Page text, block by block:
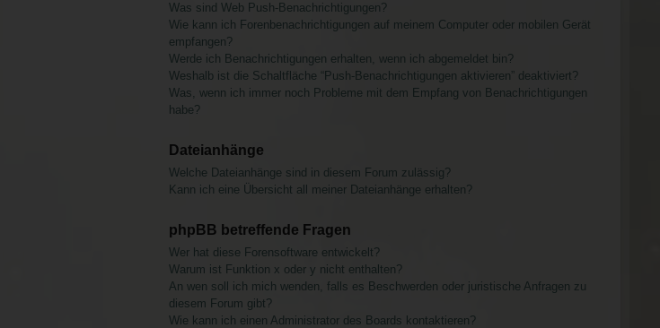
Was sind Web Push-Benachrichtigungen?
Wie kann ich Forenbenachrichtigungen auf meinem Computer oder mobilen Gerät
empfangen?
Werde ich Benachrichtigungen erhalten, wenn ich abgemeldet bin?
Weshalb ist die Schaltfläche “Push-Benachrichtigungen aktivieren” deaktiviert?
Was, wenn ich immer noch Probleme mit dem Empfang von Benachrichtigungen
habe?
Dateianhänge
Welche Dateianhänge sind in diesem Forum zulässig?
Kann ich eine Übersicht all meiner Dateianhänge erhalten?
phpBB betreffende Fragen
Wer hat diese Forensoftware entwickelt?
Warum ist Funktion x oder y nicht enthalten?
An wen soll ich mich wenden, falls es Beschwerden oder juristische Anfragen zu
diesem Forum gibt?
Wie kann ich einen Administrator des Boards kontaktieren?